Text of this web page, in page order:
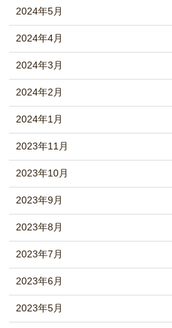
2024年5月
2024年4月
2024年3月
2024年2月
2024年1月
2023年11月
2023年10月
2023年9月
2023年8月
2023年7月
2023年6月
2023年5月